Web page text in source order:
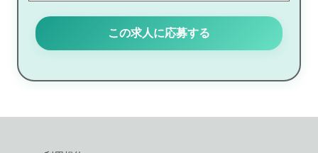
この求人に応募する